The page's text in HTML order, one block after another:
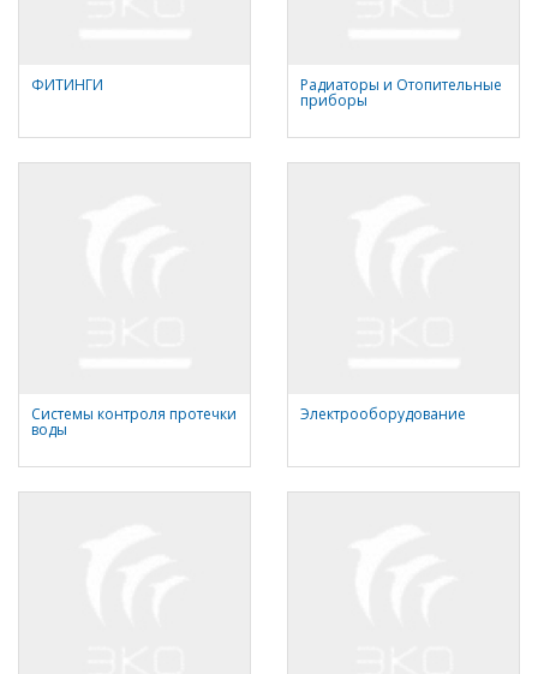
ФИТИНГИ Радиаторы и Отопительные
приборы
Системы контроля протечки
воды
Электрооборудование